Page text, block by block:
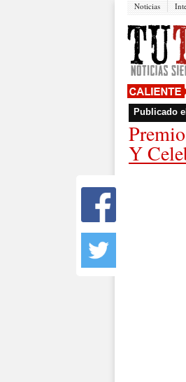
Noticias
Publicado el
Y